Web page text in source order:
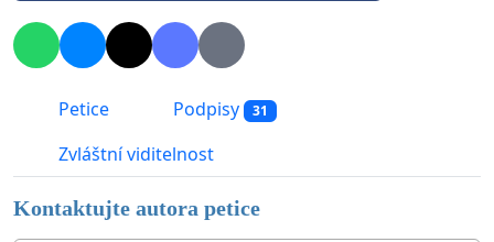
Petice Podpisy 31
Zvláštní viditelnost
Kontaktujte autora petice